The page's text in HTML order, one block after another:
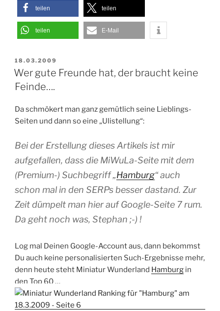
teilen teilen
teilen E-Mail
VERÖFFENTLICHT
AM
18.03.2009
Wer gute Freunde hat, der braucht keine
Feinde….
Da schmökert man ganz gemütlich seine Lieblings-
Seiten und dann so eine „Ulistellung“:
Bei der Erstellung dieses Artikels ist mir
aufgefallen, dass die MiWuLa-Seite mit dem
(Premium-) Suchbegriff „Hamburg“ auch
schon mal in den SERPs besser dastand. Zur
Zeit dümpelt man hier auf Google-Seite 7 rum.
Da geht noch was, Stephan ;-) !
Log mal Deinen Google-Account aus, dann bekommst
Du auch keine personalisierten Such-Ergebnisse mehr,
denn heute steht Miniatur Wunderland Hamburg in
den Top 60 …